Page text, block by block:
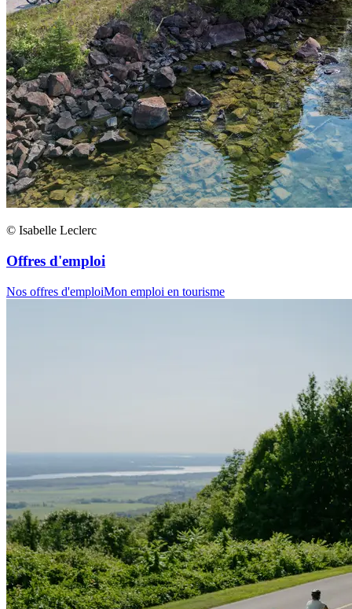
© Isabelle Leclerc
Offres d'emploi
Nos offres d'emploiMon emploi en tourisme